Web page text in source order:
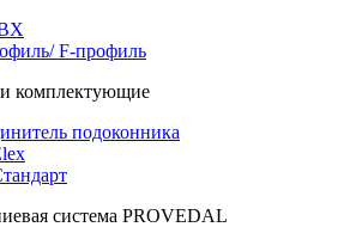
F-профиль
комплектующие
подоконника
система PROVEDAL